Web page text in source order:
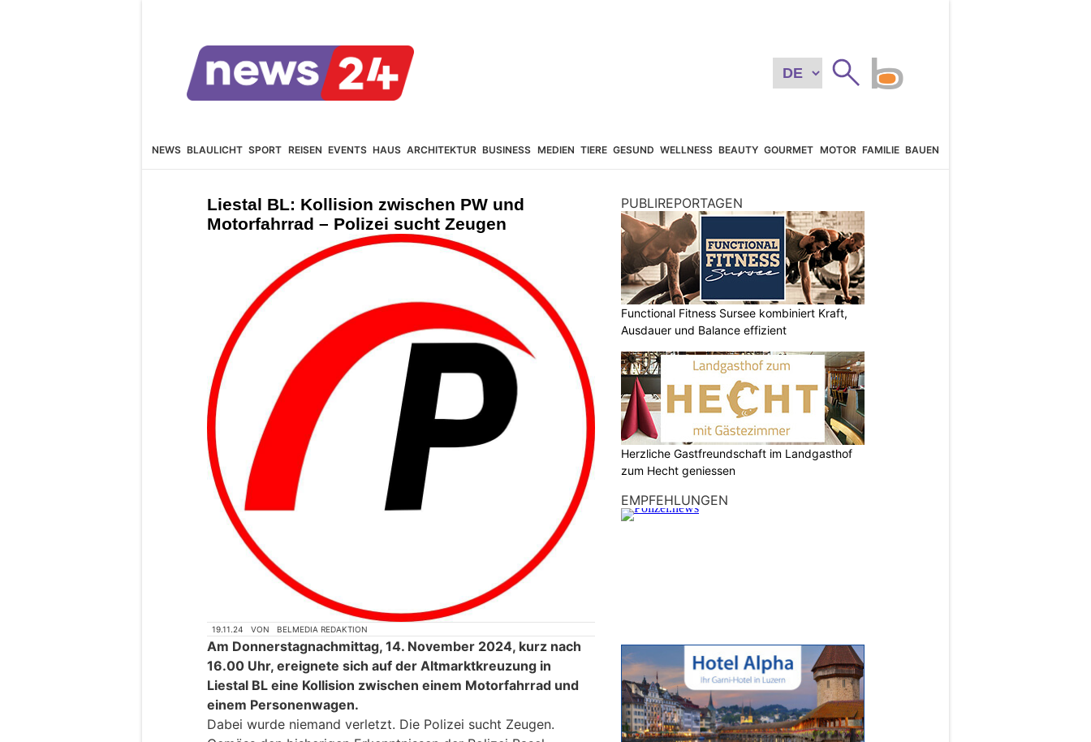
NEWS BLAULICHT SPORT REISEN EVENTS HAUS ARCHITEKTUR BUSINESS MEDIEN TIERE GESUND WELLNESS BEAUTY GOURMET MOTOR FAMILIE BAUEN
Liestal BL: Kollision zwischen PW und
Motorfahrrad – Polizei sucht Zeugen
19.11.24 VON BELMEDIA REDAKTION
Am Donnerstagnachmittag, 14. November 2024, kurz nach
16.00 Uhr, ereignete sich auf der Altmarktkreuzung in
Liestal BL eine Kollision zwischen einem Motorfahrrad und
einem Personenwagen.
Dabei wurde niemand verletzt. Die Polizei sucht Zeugen.
PUBLIREPORTAGEN
Functional Fitness Sursee kombiniert Kraft,
Ausdauer und Balance effizient
Herzliche Gastfreundschaft im Landgasthof
zum Hecht geniessen
EMPFEHLUNGEN